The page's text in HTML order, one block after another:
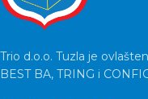
Trio d.o.o. Tuzla je
BEST BA, TRING i